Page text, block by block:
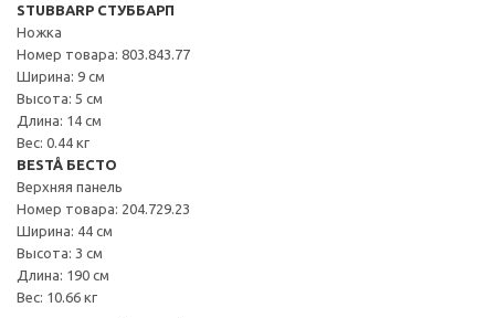
STUBBARP СТУББАРП
Ножка
Номер товара: 803.843.77
Ширина: 9 см
Высота: 5 см
Длина: 14 см
Вес: 0.44 кг
BESTÅ БЕСТО
Верхняя панель
Номер товара: 204.729.23
Ширина: 44 см
Высота: 3 см
Длина: 190 см
Вес: 10.66 кг